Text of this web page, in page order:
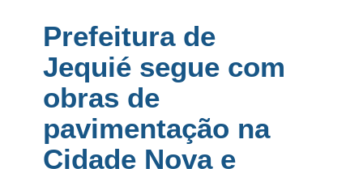
Prefeitura de
Jequié segue com
obras de
pavimentação na
Cidade Nova e